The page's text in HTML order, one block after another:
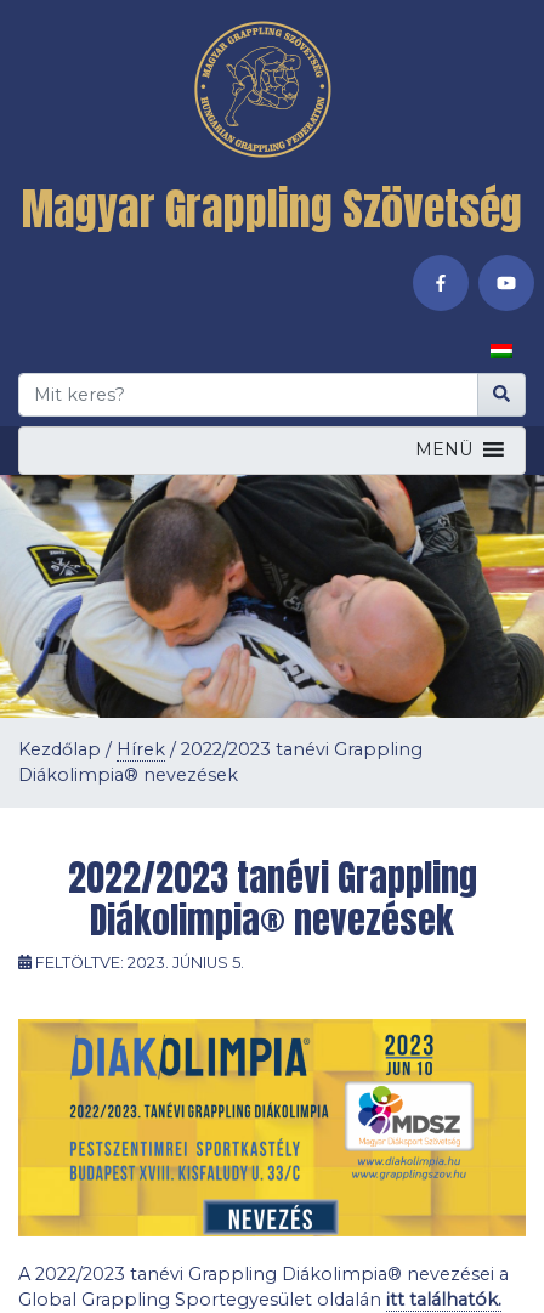
Magyar Grappling Szövetség
MENÜ
Kezdőlap / Hírek /2022/2023 tanévi Grappling
Diákolimpia® nevezések
2022/2023 tanévi Grappling
Diákolimpia® nevezések
FELTÖLTVE:2023. JÚNIUS 5.
A 2022/2023 tanévi Grappling Diákolimpia® nevezései a
Global Grappling Sportegyesület oldalán itt találhatók.